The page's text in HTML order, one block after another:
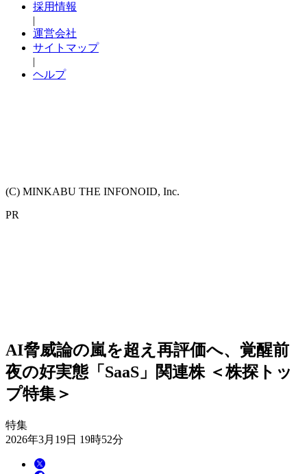
採用情報
|
運営会社
サイトマップ
|
ヘルプ
(C) MINKABU THE INFONOID, Inc.
PR
AI脅威論の嵐を超え再評価へ、覚醒前
夜の好実態「SaaS」関連株 ＜株探トッ
プ特集＞
特集
2026年3月19日 19時52分